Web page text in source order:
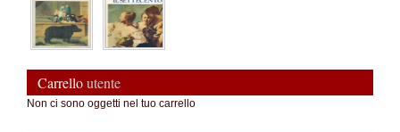
Carrelloutente
Non ci sono oggetti nel tuo carrello